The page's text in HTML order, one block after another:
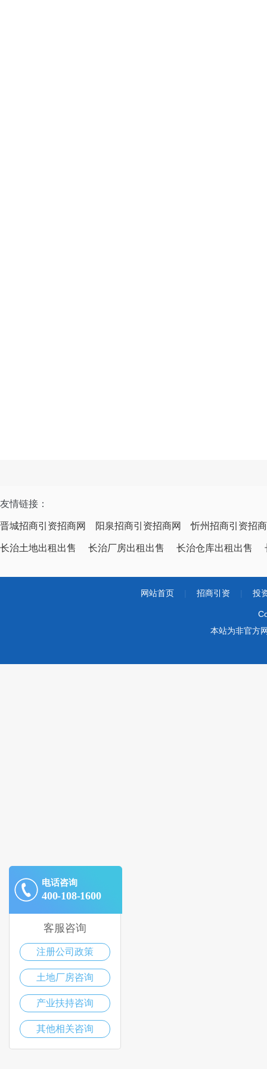
友情链接：
晋城招商引资招商网 阳泉招商引资招商网 忻州招商引资招
长治土地出租出售 长治厂房出租出售 长治仓库出租出售
网站首页 招商引资 投
本站为非官方
电话咨询
400-108-1600
客服咨询
注册公司政策
土地厂房咨询
产业扶持咨询
其他相关咨询